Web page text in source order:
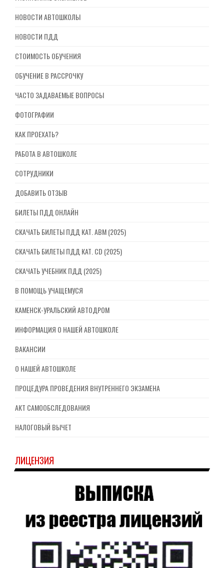
НОВОСТИ АВТОШКОЛЫ
НОВОСТИ ПДД
СТОИМОСТЬ ОБУЧЕНИЯ
ОБУЧЕНИЕ В РАССРОЧКУ
ЧАСТО ЗАДАВАЕМЫЕ ВОПРОСЫ
ФОТОГРАФИИ
КАК ПРОЕХАТЬ?
РАБОТА В АВТОШКОЛЕ
СОТРУДНИКИ
ДОБАВИТЬ ОТЗЫВ
БИЛЕТЫ ПДД ОНЛАЙН
СКАЧАТЬ БИЛЕТЫ ПДД КАТ. ABM (2025)
СКАЧАТЬ БИЛЕТЫ ПДД КАТ. CD (2025)
СКАЧАТЬ УЧЕБНИК ПДД (2025)
В ПОМОЩЬ УЧАЩЕМУСЯ
КАМЕНСК-УРАЛЬСКИЙ АВТОДРОМ
ИНФОРМАЦИЯ О НАШЕЙ АВТОШКОЛЕ
ВАКАНСИИ
О НАШЕЙ АВТОШКОЛЕ
ПРОЦЕДУРА ПРОВЕДЕНИЯ ВНУТРЕННЕГО ЭКЗАМЕНА
АКТ САМООБСЛЕДОВАНИЯ
НАЛОГОВЫЙ ВЫЧЕТ
ЛИЦЕНЗИЯ